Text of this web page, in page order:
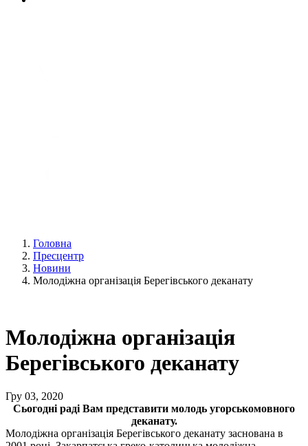
Головна
Пресцентр
Новини
Молодіжна організація Берегівського деканату
Молодіжна організація
Берегівського деканату
Гру 03, 2020
Сьогодні раді Вам представити молодь угорськомовного
деканату.
Молодіжна організація Берегівського деканату заснована в